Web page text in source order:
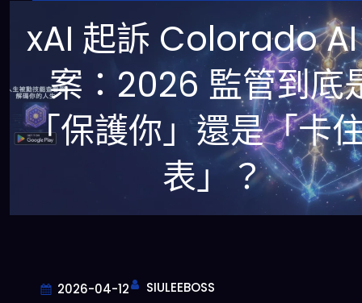
xAI 起訴 Colorado
案：2026 監管到底
「保護你」還是「卡
表」？
2026-04-12 SIULEEBOSS